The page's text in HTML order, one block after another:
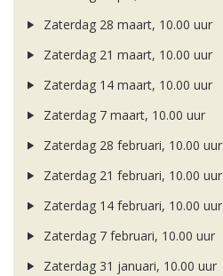
Zaterdag 28 maart, 10.00 uur
Zaterdag 21 maart, 10.00 uur
Zaterdag 14 maart, 10.00 uur
Zaterdag 7 maart, 10.00 uur
Zaterdag 28 februari, 10.00 uur
Zaterdag 21 februari, 10.00 uur
Zaterdag 14 februari, 10.00 uur
Zaterdag 7 februari, 10.00 uur
Zaterdag 31 januari, 10.00 uur